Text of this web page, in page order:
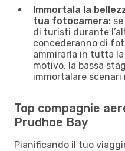
Immortala la
tua fotocamera:
di turisti durante
concederanno di
ammirarla in tutta
motivo, la bassa
immortalare scenari
Top compagnie
Prudhoe Bay
Pianificando il tuo